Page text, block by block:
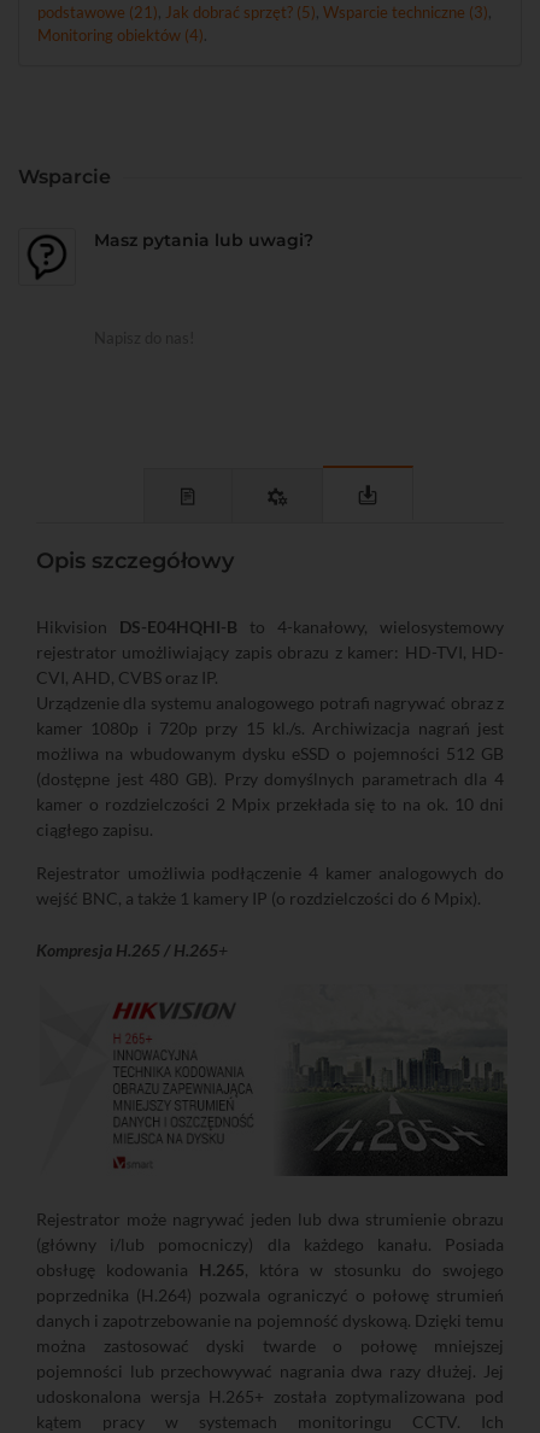
podstawowe (21)
Jak dobrać sprzęt? (5) Wsparcie techniczne (3)
Monitoring obiektów (4)
Wsparcie
Masz pytania lub uwagi?
Opis szczegółowy
Hikvision DS-E04HQHI-B to 4-kanałowy, wielosystemowy
rejestrator umożliwiający zapis obrazu z kamer: HD-TVI, HD-
CVI, AHD, CVBS oraz IP.
Urządzenie dla systemu analogowego potrafi nagrywać obraz z
kamer 1080p i 720p przy 15 kl./s. Archiwizacja nagrań jest
możliwa na wbudowanym dysku eSSD o pojemności 512 GB
(dostępne jest 480 GB). Przy domyślnych parametrach dla 4
kamer o rozdzielczości 2 Mpix przekłada się to na ok. 10 dni
ciągłego zapisu.
Rejestrator umożliwia podłączenie 4 kamer analogowych do
wejść BNC, a także 1 kamery IP (o rozdzielczości do 6 Mpix).
Kompresja H.265 / H.265+
Rejestrator może nagrywać jeden lub dwa strumienie obrazu
(główny i/lub pomocniczy) dla każdego kanału. Posiada
obsługę kodowania H.265, która w stosunku do swojego
poprzednika (H.264) pozwala ograniczyć o połowę strumień
danych i zapotrzebowanie na pojemność dyskową. Dzięki temu
można zastosować dyski twarde o połowę mniejszej
pojemności lub przechowywać nagrania dwa razy dłużej. Jej
udoskonalona wersja H.265+ została zoptymalizowana pod
kątem pracy w systemach monitoringu CCTV. Ich